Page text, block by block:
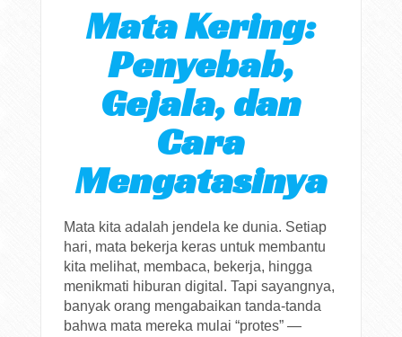
Mata Kering:
Penyebab,
Gejala, dan
Cara
Mengatasinya
Mata kita adalah jendela ke dunia. Setiap
hari, mata bekerja keras untuk membantu
kita melihat, membaca, bekerja, hingga
menikmati hiburan digital. Tapi sayangnya,
banyak orang mengabaikan tanda-tanda
bahwa mata mereka mulai “protes” —